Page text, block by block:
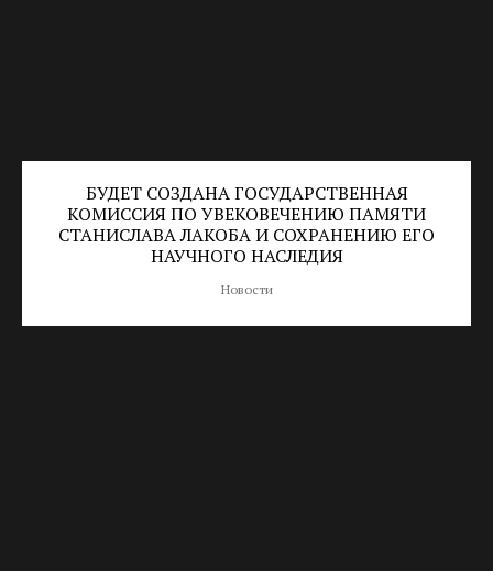
БУДЕТ СОЗДАНА ГОСУДАРСТВЕННАЯ
КОМИССИЯ ПО УВЕКОВЕЧЕНИЮ ПАМЯТИ
СТАНИСЛАВА ЛАКОБА И СОХРАНЕНИЮ ЕГО
НАУЧНОГО НАСЛЕДИЯ
Новости